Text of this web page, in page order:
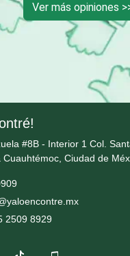
Persianas y
y Salchichonerías
Ver más opiniones
#8B - Interior 1 Col.
Cuauhtémoc, Ciudad de
2509 8929